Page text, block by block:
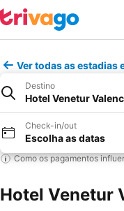
Ver todas as estadias
Destino
Hotel Venetur
Check-in/out
Escolha as datas
Como os pagamentos
Hotel Venetur